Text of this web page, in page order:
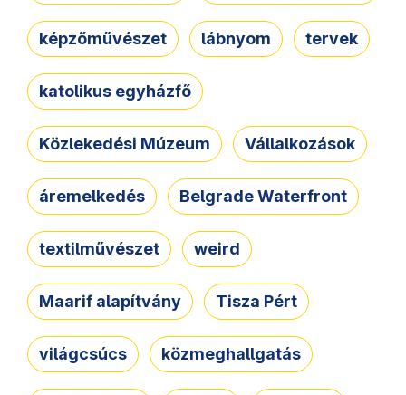
képzőművészet lábnyom tervek
katolikus egyházfő
Közlekedési Múzeum Vállalkozások
áremelkedés Belgrade Waterfront
textilművészet weird
Maarif alapítvány Tisza Pért
világcsúcs közmeghallgatás